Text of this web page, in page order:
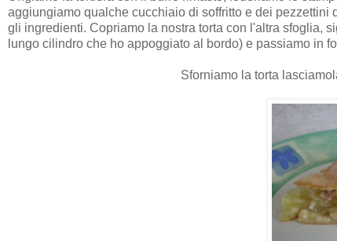
aggiungiamo qualche cucchiaio di soffritto e dei
gli ingredienti. Copriamo la nostra torta con l'altra sfoglia,
lungo cilindro che ho appoggiato al bordo) e passiamo in
Sforniamo la torta